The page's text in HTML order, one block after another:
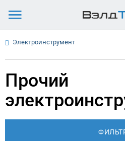
Электроинструмент
Прочий